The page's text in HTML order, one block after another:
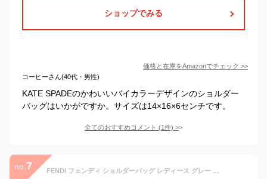
ショップでみる
価格と在庫をAmazonでチェック >>
コーヒーさん(40代・男性)
KATE SPADEのかわいいバイカラーデザインのショルダー
バッグはいかがですか。サイズは14×16×6センチです。
全てのおすすめコメント (1件) >
no. 7 FENDI フェンディ ショルダーバッグ レディース グレー 8BR793 ALG7 F1HZO